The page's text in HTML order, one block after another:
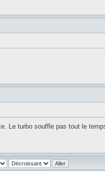
Le turbo souffle pas tout le